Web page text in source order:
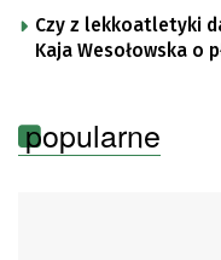
Czy z lekkoatletyki
Kaja Wesołowska o
popularne